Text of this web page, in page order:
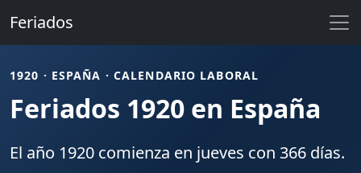
Feriados
1920 · ESPAÑA · CALENDARIO LABORAL
Feriados 1920 en España
El año 1920 comienza en jueves con 366 días.